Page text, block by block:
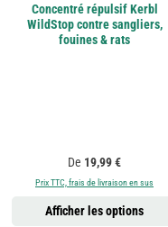
Concentré répulsif Kerbl
WildStop contre sangliers,
fouines & rats
Prix régulier :
De 19,99 €
Prix TTC, frais de livraison en sus
Afficher les options